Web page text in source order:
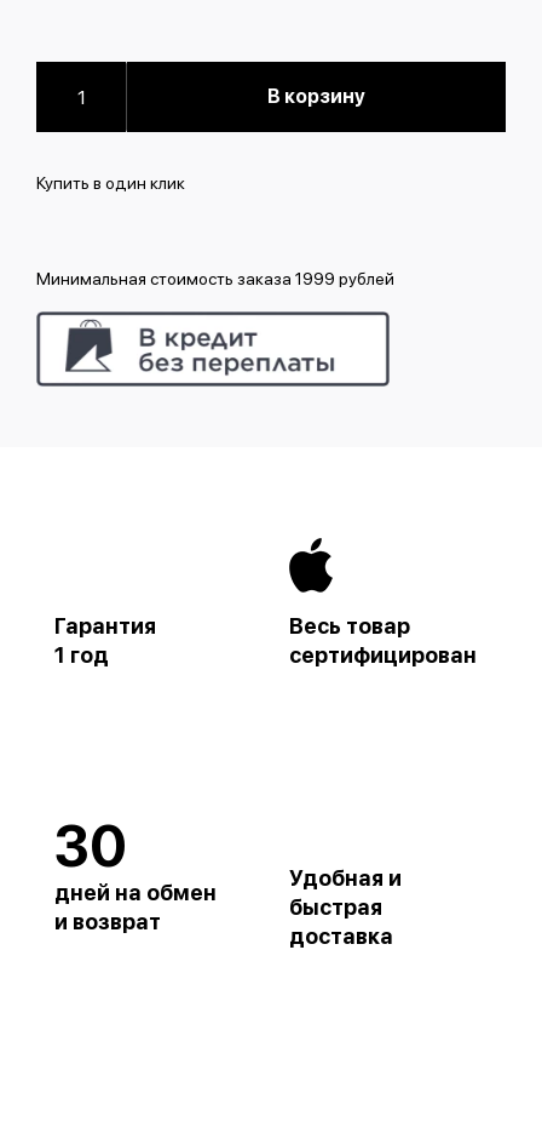
В корзину
Купить в один клик
Минимальная стоимость заказа 1999 рублей
Гарантия
1 год
Весь товар
сертифицирован
30
дней на обмен
и возврат
Удобная и
быстрая
доставка